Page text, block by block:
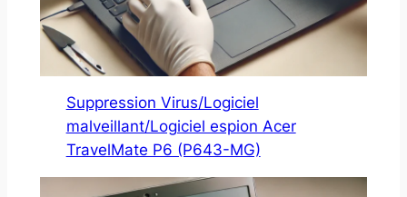
Suppression Virus/Logiciel
malveillant/Logiciel espion Acer
TravelMate P6 (P643-MG)